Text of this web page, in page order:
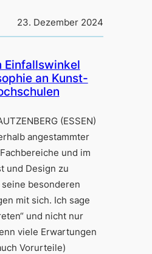
23. Dezember 2024
Einfallswinkel
an Kunst-
(ESSEN)
angestammter
und im
und Design zu
besonderen
mit sich. Ich sage
und nicht nur
viele Erwartungen
Vorurteile)